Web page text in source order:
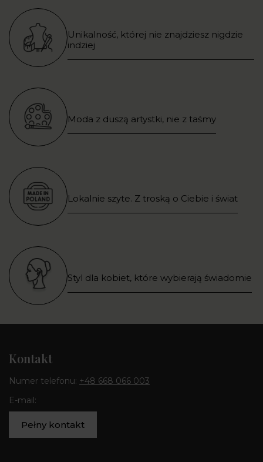
Unikalność, której nie znajdziesz nigdzie
indziej
Moda z duszą artystki, nie z taśmy
Lokalnie szyte. Z troską o Ciebie i świat
Styl dla kobiet, które wybierają świadomie
Kontakt
Numer telefonu: +48 668 066 003
E-mail:
Pełny kontakt